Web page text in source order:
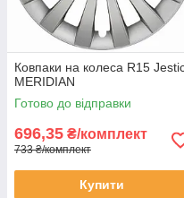
Ковпаки на колеса R15
MERIDIAN
Готово до відправки
696,35 ₴/комплект
733 ₴/комплект
Купити